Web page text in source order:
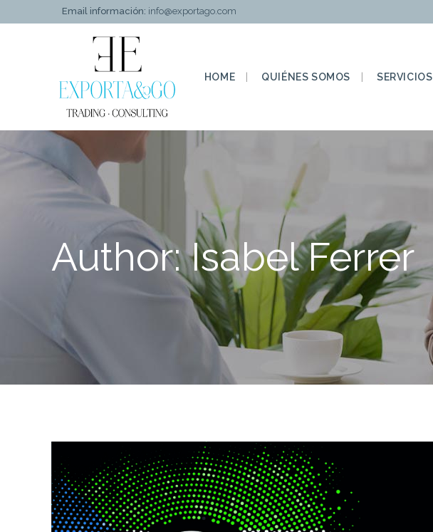
Email información: info@exportago.com
HOME QUIÉNES SOMOS SERVICIOS
Author: Isabel Ferrer